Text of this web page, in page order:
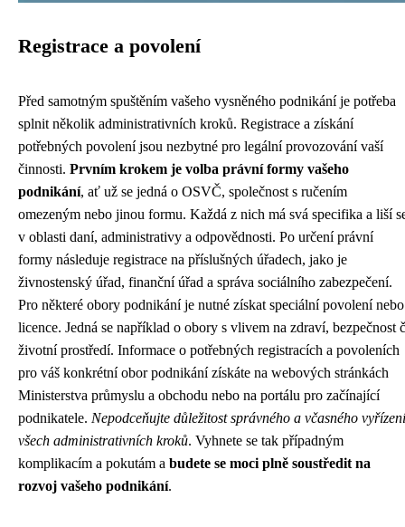
Registrace a povolení
Před samotným spuštěním vašeho vysněného podnikání je potřeba
splnit několik administrativních kroků. Registrace a získání
potřebných povolení jsou nezbytné pro legální provozování vaší
činnosti. Prvním krokem je volba právní formy vašeho
podnikání, ať už se jedná o OSVČ, společnost s ručením
omezeným nebo jinou formu. Každá z nich má svá specifika a liší
v oblasti daní, administrativy a odpovědnosti. Po určení právní
formy následuje registrace na příslušných úřadech, jako je
živnostenský úřad, finanční úřad a správa sociálního zabezpečení.
Pro některé obory podnikání je nutné získat speciální povolení nebo
licence. Jedná se například o obory s vlivem na zdraví, bezpečnost
životní prostředí. Informace o potřebných registracích a povoleních
pro váš konkrétní obor podnikání získáte na webových stránkách
Ministerstva průmyslu a obchodu nebo na portálu pro začínající
podnikatele. Nepodceňujte důležitost správného a včasného vyřízení
všech administrativních kroků. Vyhnete se tak případným
komplikacím a pokutám a budete se moci plně soustředit na
rozvoj vašeho podnikání.